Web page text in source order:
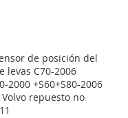
de posición del
levas C70-2006
2000 +S60+S80-2006
Volvo repuesto no